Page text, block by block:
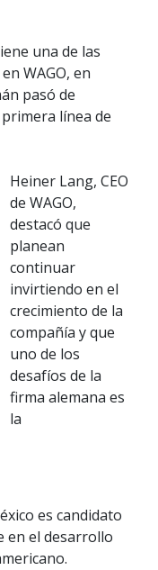
una de las
WAGO, en
pasó de
línea de
Heiner Lang, CEO
de WAGO,
destacó que
planean
continuar
invirtiendo en el
crecimiento de la
compañía y que
uno de los
desafíos de la
firma alemana es
la
es candidato
en el desarrollo